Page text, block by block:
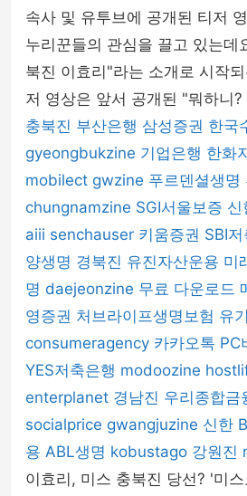
속사 및 유투브에 공개된 티저
누리꾼들의 관심을 끌고 있는데
북진 이효리"라는 소개로 시작
저 영상은 앞서 공개된 "뭐하니?
충북진 부산은행 삼성증권 한국
gyeongbukzine 기업은행 한화
mobilect gwzine 푸르덴셜생명
chungnamzine SGI서울보증 신
aiii senchauser 키움증권 SBI
양생명 경북진 유진자산운용 미
명 daejeonzine 무료 다운로드
영증권 처브라이프생명보험 유
consumeragency 카카오톡 PC
YES저축은행 modoozine
enterplanet 경남진 우리종합금
socialprice gwangjuzine 신한
용 ABL생명 kobustago 강원진
이효리, 미스 충북진 당선? '미